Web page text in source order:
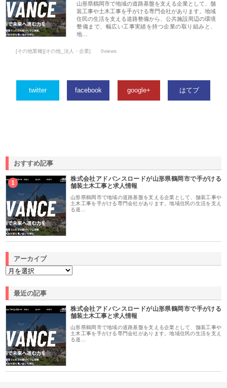
山形県鶴岡市で地域の道路基盤を支える企業として、舗
装工事や土木工事を手がける専門会社があります。地域
住民の生活を支える道路整備から、公共施設周辺の環境
整備まで、幅広い工事実績を持つ企業の取り組みと、
地…
[その他業種][その他_法人・企業] 0views
twitter facebook google+ はてブ
おすすめ記事
1
株式会社アドバンスロードが山形県鶴岡市で手がける
舗装土木工事と求人情報
山形県鶴岡市で地域の道路基盤を支える企業として、舗装工事や
土木工事を手がける専門会社があります。地域住民の生活を支え
る道…
アーカイブ
最近の記事
株式会社アドバンスロードが山形県鶴岡市で手がける
舗装土木工事と求人情報
山形県鶴岡市で地域の道路基盤を支える企業として、舗装工事や
土木工事を手がける専門会社があります。地域住民の生活を支え
る道…